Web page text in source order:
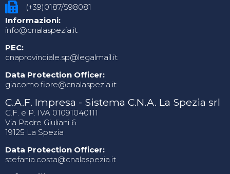
(+39)0187/598081
Informazioni:
info@cnalaspezia.it
PEC:
cnaprovinciale.sp@legalmail.it
Data Protection Officer:
giacomo.fiore@cnalaspezia.it
C.A.F. Impresa - Sistema C.N.A. La Spezia srl
C.F. e P. IVA 01091040111
Via Padre Giuliani 6
19125 La Spezia
Data Protection Officer:
stefania.costa@cnalaspezia.it